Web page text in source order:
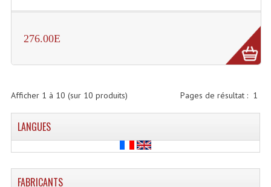
Projecteurs Théâtre Led
Projecteurs Traditionnels
Projecteurs Découpes
Projecteurs Par : 16 À 64 Et Autres
276.00E
Pages de résultat : 1
Afficher 1 à 10 (sur 10 produits)
LANGUES
FABRICANTS